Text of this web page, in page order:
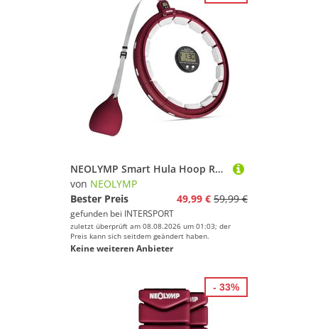
NEOLYMP Smart Hula Hoop Reifen leise mit integriertem Tracking
von NEOLYMP
Bester Preis
49,99 € 59,99 €
gefunden bei INTERSPORT
zuletzt überprüft am 08.08.2026 um 01:03; der
Preis kann sich seitdem geändert haben.
Keine weiteren Anbieter
- 33%